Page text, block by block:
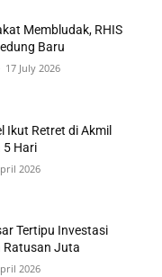
Membludak, RHIS
Baru
17 July 2026
Ikut Retret di Akmil
5 Hari
2026
Tertipu Investasi
Ratusan Juta
2026